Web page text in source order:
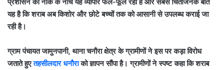
यह है कि शराब अब किशोर और छोटे बच्चों तक को आसानी से उपलब्ध कराई जा
रही है।
ग्राम पंचायत जामुनपानी, थाना चनौरा क्षेत्र के ग्रामीणों ने इस पर कड़ा विरोध
जताते हुएतहसीलदार धनौराको ज्ञापन सौंपा है। ग्रामीणों ने स्पष्ट कहा कि शराब